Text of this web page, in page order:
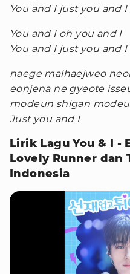
You and I just you and I
You and I oh you and I
You and I just you and I
naege malhaejweo
eonjena ne gyeote
modeun shigan
Just you and I
Lirik Lagu You & I -
Lovely Runner dan
Indonesia